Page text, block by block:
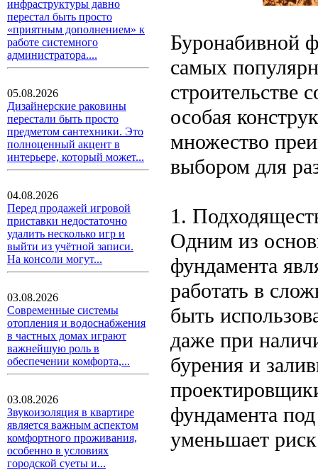
инфраструктуры давно
перестал быть просто
«приятным дополнением» к
работе системного
администратора....
05.08.2026
Дизайнерские раковины
перестали быть просто
предметом сантехники. Это
полноценный акцент в
интерьере, который может...
04.08.2026
Перед продажей игровой
приставки недостаточно
удалить несколько игр и
выйти из учётной записи.
На консоли могут...
03.08.2026
Современные системы
отопления и водоснабжения
в частных домах играют
важнейшую роль в
обеспечении комфорта,...
03.08.2026
Звукоизоляция в квартире
является важным аспектом
комфортного проживания,
особенно в условиях
городской суеты и...
Буронабивной
самых
строительстве
особая
множество
выбором для
1.
Одним из
фундамента
работать в
быть
даже при
бурения и
фундамента
уменьшает